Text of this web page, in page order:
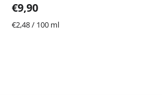
5
hviezdičiek.
€9,90
Jednotková
€2,48 / 100 ml